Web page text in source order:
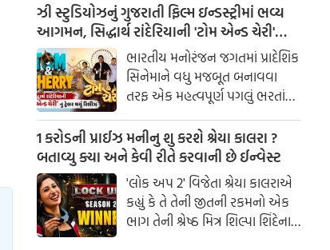
ઝી સ્ટુડિયોઝનું ગુજરાતી ફિલ્મ ઇન્ડસ્ટ્રીમાં ભવ્ય
આગમન, સિદ્ધાર્થ રાંદેરિયાની 'ટોમ એન્ડ ચેરી'
સાથે કરશે શરૂઆત; ટ્રેલર થયું રિલીઝ
ભારતીય મનોરંજન જગતમાં પ્રાદેશિક
સિનેમાને વધુ મજબૂત બનાવવા
તરફ એક મહત્વપૂર્ણ પગલું ભરતાં
ઝી સ્ટુડિયોઝે ગુજરાતી ફિલ્મ
ઇન્ડસ્ટ્રીમાં પોતાની સત્તાવાર
એન્ટ્રીની જાહેરાત કરી છે.
1 કરોડની પ્રાઈઝ મનીનુ શુ કરશે શ્રેયા કાલરા ?
બતાવ્યુ ક્યા અને કેવી રીતે કરવાની છે ઈન્વેસ્ટ
'લોક અપ 2' વિજેતા શ્રેયા કાલરાએ
કહ્યું કે તે તેની જીતની રકમનો એક
ભાગ તેની શ્રેષ્ઠ મિત્ર શિલ્પા શિંદેના